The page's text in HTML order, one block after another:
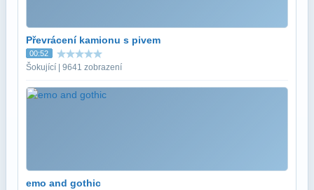
Převrácení kamionu s pivem
00:52
Šokující | 9641 zobrazení
emo and gothic